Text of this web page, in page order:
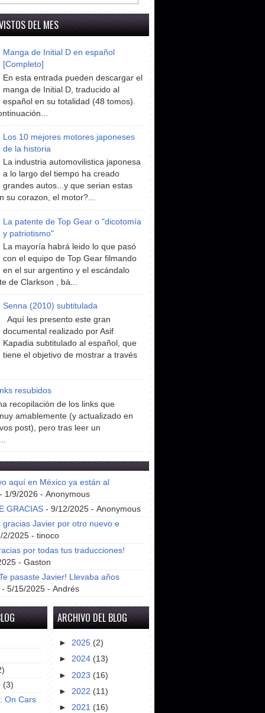
DEL MES
Manga de Initial D en español
[Completo]
En esta entrada pueden descargar el
manga de Initial D, traducido al
español en su totalidad (48 tomos).
Los 10 mejores motores japoneses
de la historia
La industria automovilistica japonesa
a lo largo del tiempo ha creado
grandes autos...y que serian estas
su corazon, el motor?...
La patente de Top Gear o "dicotomía
y patriotismo"
La mayoría habrá leido lo que pasó
con el equipo de Top Gear filmando
en el sur argentino y el escándalo
de Clarkson , bá...
Senna (2010) subtitulada
Aquí les presento este gran
documental realizado por Asif
Kapadia subtitulado al español, que
tiene el objetivo de mostrar a través
resubidos
recopilación de los links que
amablemente (y actualizado en
post), pero tras leer un
aquí en México ya están al
1/9/2026 - Anonymous
GRACIAS - 9/12/2025 - Anonymous
gracias Javier por otro nuevo e
2025 - tinoco
por todas tus traducciones!
- Gaston
pasaste Javier! Llevaba años
- 5/15/2025 - Andrés
(3)
On Cars
ARCHIVO DEL BLOG
► 2025 (2)
► 2024 (13)
► 2023 (16)
► 2022 (11)
► 2021 (16)